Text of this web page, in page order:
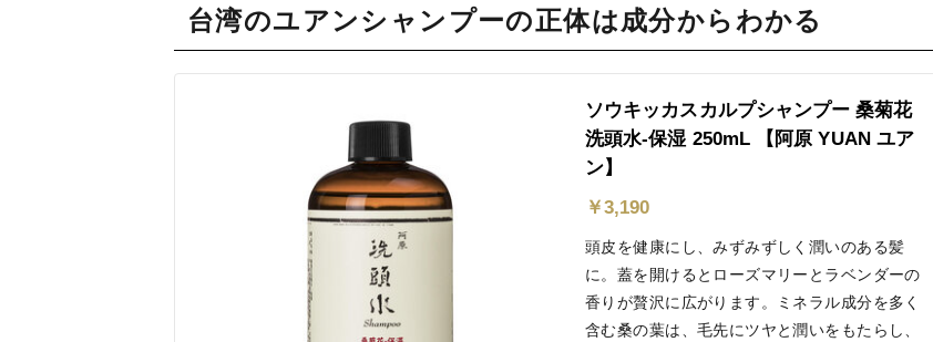
台湾のユアンシャンプーの正体は成分からわかる
ソウキッカスカルプシャンプー 桑菊花
洗頭水-保湿 250mL 【阿原 YUAN ユア
ン】
￥3,190
頭皮を健康にし、みずみずしく潤いのある髪
に。蓋を開けるとローズマリーとラベンダーの
香りが贅沢に広がります。ミネラル成分を多く
含む桑の葉は、毛先にツヤと潤いをもたらし、